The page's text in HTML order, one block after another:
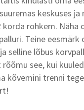
keskuses
rohkem. Näha
Teine eesmärk
selline lõbus
see, kui
kõvemini trenni